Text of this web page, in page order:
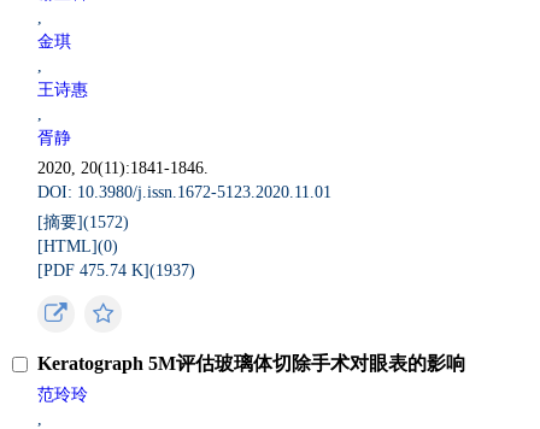
,
金琪
,
王诗惠
,
胥静
2020, 20(11):1841-1846.
DOI: 10.3980/j.issn.1672-5123.2020.11.01
[摘要](1572)
[HTML](0)
[PDF 475.74 K](1937)
Keratograph 5M评估玻璃体切除手术对眼表的影响
范玲玲
,